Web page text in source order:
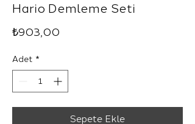
Hario Demleme Seti
₺903,00
Adet *
Sepete Ekle